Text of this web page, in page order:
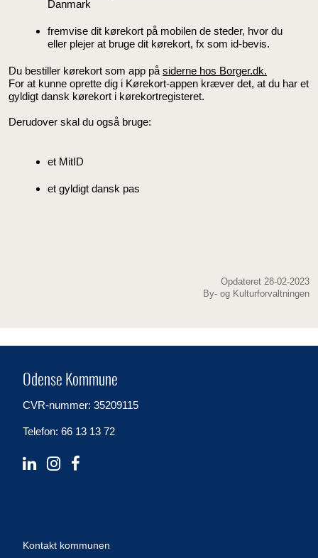
Danmark
fremvise dit kørekort på mobilen de steder, hvor du
eller plejer at bruge dit kørekort, fx som id-bevis.
Du bestiller kørekort som app på siderne hos Borger.dk.
For at kunne oprette dig i Kørekort-appen kræver det, at du har et
gyldigt dansk kørekort i kørekortregisteret.
Derudover skal du også bruge:
et MitID
et gyldigt dansk pas
Opdateret 28-02-2023
By- og Kulturforvaltningen
Odense Kommune
CVR-nummer: 35209115
Telefon: 66 13 13 72
Kontakt kommunen